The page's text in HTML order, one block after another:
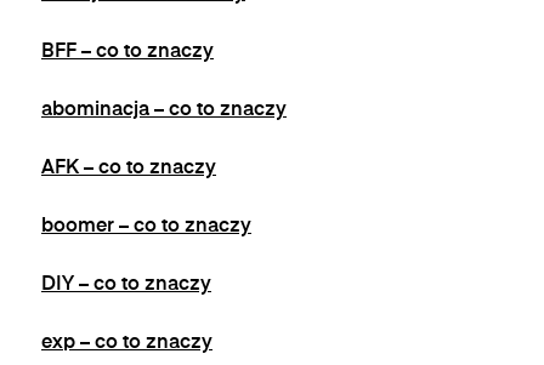
BFF – co to znaczy
abominacja – co to znaczy
AFK – co to znaczy
boomer – co to znaczy
DIY – co to znaczy
exp – co to znaczy